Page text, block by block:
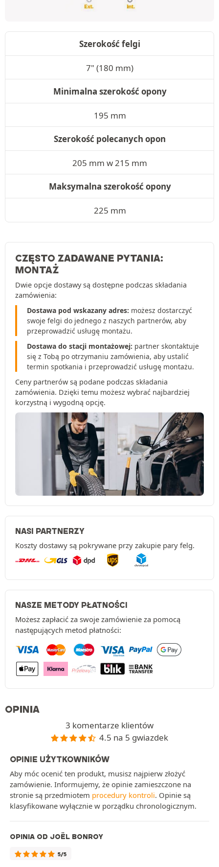
Szerokość felgi
7" (180 mm)
Minimalna szerokość opony
195 mm
Szerokość polecanych opon
205 mm w 215 mm
Maksymalna szerokość opony
225 mm
CZĘSTO ZADAWANE PYTANIA:
MONTAŻ
Dwie opcje dostawy są dostępne podczas składania
zamówienia:
Dostawa pod wskazany adres: możesz dostarczyć
swoje felgi do jednego z naszych partnerów, aby
przeprowadzić usługę montażu.
Dostawa do stacji montażowej: partner skontaktuje
się z Tobą po otrzymaniu zamówienia, aby ustalić
termin spotkania i przeprowadzić usługę montażu.
Ceny partnerów są podane podczas składania
zamówienia. Dzięki temu możesz wybrać najbardziej
korzystną i wygodną opcję.
NASI PARTNERZY
Koszty dostawy są pokrywane przy zakupie pary felg.
NASZE METODY PŁATNOŚCI
Możesz zapłacić za swoje zamówienie za pomocą
następujących metod płatności:
OPINIA
3 komentarze klientów
4.5 na 5 gwiazdek
OPINIE UŻYTKOWNIKÓW
Aby móc ocenić ten produkt, musisz najpierw złożyć
zamówienie. Informujemy, że opinie zamieszczone na
stronie są przedmiotem procedury kontroli. Opinie są
klasyfikowane wyłącznie w porządku chronologicznym.
OPINIA OD JOËL BONROY
5/5